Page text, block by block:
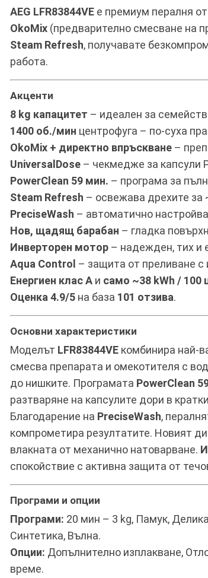
AEG LFR83844VE е премиум пералня
OkoMix (предварително смесване на
Steam Refresh, получавате
работа.
Акценти
8 kg капацитет – идеален за
1400 об./мин центрофуга – по-суха
OkoMix + директно впръскване –
UniversalDose – чекмедже за капсули
PowerClean 59 мин. – програма за
Steam Refresh – освежава дрехите за
PreciseWash – автоматично
Нов, щадящ барабан – гладка
Инверторен мотор – надежден, тих и
Aqua Control – защита от преливане с
Енергиен клас A и само ~38 kWh / 100
Оценка 4.9/5 на база 101 отзива.
Основни характеристики
Моделът LFR83844VE комбинира най-
смесва препарата и омекотителя с
до нишките. Програмата PowerClean
разтваряне на капсулите дори в
Благодарение на PreciseWash,
компрометира резултатите. Новият
влакната от механично натоварване.
спокойствие с активна защита от
Програми и опции
Програми: 20 мин – 3 kg, Памук,
Синтетика, Вълна.
Опции: Допълнително изплакване,
време.